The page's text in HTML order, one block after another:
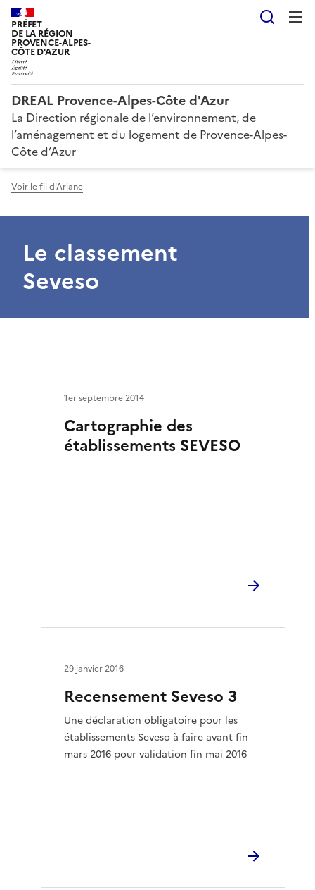
PRÉFET
DE LA RÉGION
PROVENCE-ALPES-
CÔTE D'AZUR
DREAL Provence-Alpes-Côte d'Azur
La Direction régionale de l’environnement, de
l’aménagement et du logement de Provence-Alpes-
Côte d’Azur
Voir le fil d'Ariane
Le classement
Seveso
Cartographie des
établissements SEVESO
1er septembre 2014
Recensement Seveso 3
Une déclaration obligatoire pour les
établissements Seveso à faire avant fin
mars 2016 pour validation fin mai 2016
29 janvier 2016